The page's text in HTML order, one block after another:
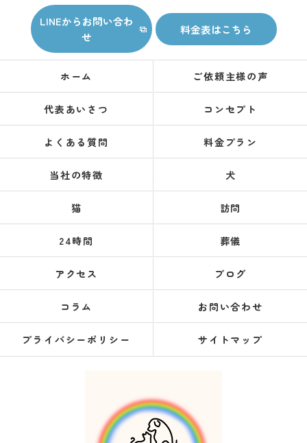
LINEからお問い合わ
せ
料金表はこちら
ホーム ご依頼主様の声
代表あいさつ コンセプト
よくある質問 料金プラン
当社の特徴 犬
猫 訪問
24時間 葬儀
アクセス ブログ
コラム お問い合わせ
プライバシーポリシー サイトマップ